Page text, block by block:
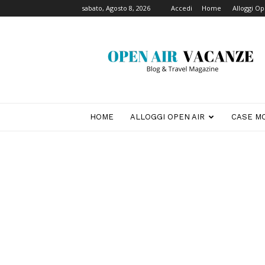
sabato, Agosto 8, 2026 Accedi Home Alloggi
Air
Vacanze
HOME ALLOGGI OPEN AIR CASE